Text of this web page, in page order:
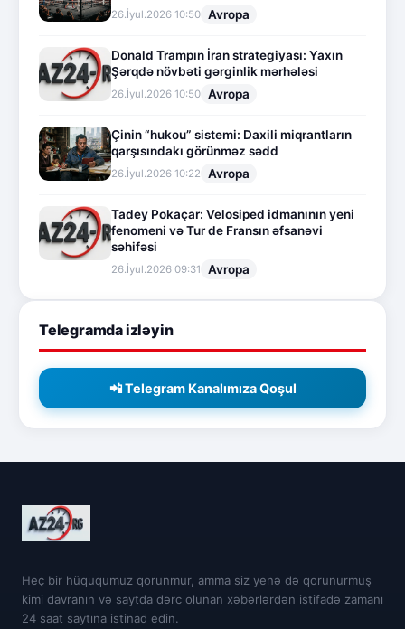
26.İyul.2026 10:50 Avropa
Donald Trampın İran strategiyası: Yaxın
Şərqdə növbəti gərginlik mərhələsi
26.İyul.2026 10:50 Avropa
Çinin “hukou” sistemi: Daxili miqrantların
qarşısındakı görünməz sədd
26.İyul.2026 10:22 Avropa
Tadey Pokaçar: Velosiped idmanının yeni
fenomeni və Tur de Fransın əfsanəvi
səhifəsi
26.İyul.2026 09:31 Avropa
Telegramda izləyin
📲 Telegram Kanalımıza Qoşul
Heç bir hüququmuz qorunmur, amma siz yenə də qorunurmuş
kimi davranın və saytda dərc olunan xəbərlərdən istifadə zamanı
24 saat saytına istinad edin.